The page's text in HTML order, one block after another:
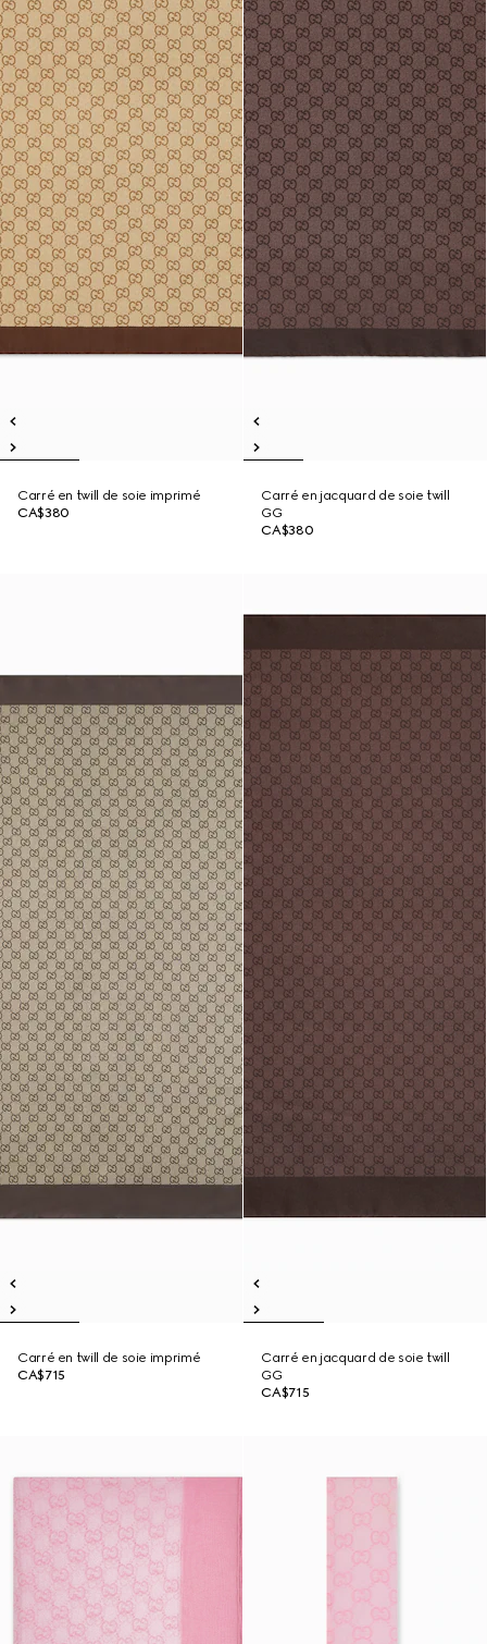
Carré en twill de soie imprimé
CA$380
Carré en jacquard de soie twill
GG
CA$380
Carré en twill de soie imprimé
CA$715
Carré en jacquard de soie twill
GG
CA$715